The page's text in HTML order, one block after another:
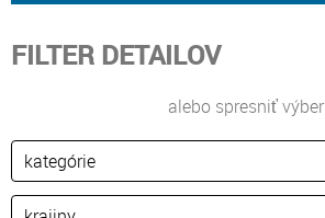
FILTER DETAILOV
alebo spresniť výber